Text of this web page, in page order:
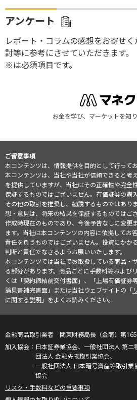
アンケート
レポート・コラムの感想をお寄せ
討等に参考にさせていただきます。
※は必須項目です。
お金を学び、マーケットを知
ご留意事項
本コンテンツは、情報提供を目的として行ってお
本コンテンツは、当社や当社が信頼できると考
を提供していますが、当社はその正確性や完全
保証するものではございません。有価証券の購
その他の取引を推奨し、勧誘するものではあり
想・意見は、将来の結果を保証するものではご
作成時現在のものであり、今後予告なしに変更
ます。当社は本コンテンツの内容に依拠してお
責任を負うものではございません。投資にかか
判断と責任でなさるようお願いいたします。
本コンテンツでは当社でお取扱している商品・
る部分があります。商品ごとに手数料等および
くは「契約締結前交付書面」、「上場有価証券
論見書補完書面」または当社ウェブサイトの「
に関する説明」をよくお読みください。
金融商品取引業者 関東財務局長（金商）第
日本証券業協会、一般社団法人 第
団法人 金融先物取引業協会、
一般社団法人 日本暗号資産等取引
協会
リスク・手数料などの重要事項